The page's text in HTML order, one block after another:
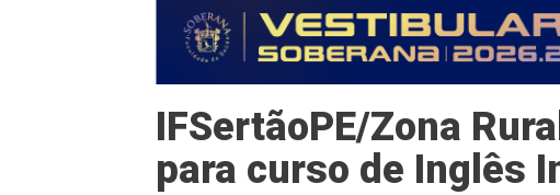
IFSertãoPE/Zona
para curso de Inglês